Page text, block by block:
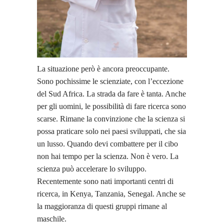
La situazione però è ancora preoccupante.
Sono pochissime le scienziate, con l’eccezione
del Sud Africa. La strada da fare è tanta. Anche
per gli uomini, le possibilità di fare ricerca sono
scarse. Rimane la convinzione che la scienza si
possa praticare solo nei paesi sviluppati, che sia
un lusso. Quando devi combattere per il cibo
non hai tempo per la scienza. Non è vero. La
scienza può accelerare lo sviluppo.
Recentemente sono nati importanti centri di
ricerca, in Kenya, Tanzania, Senegal. Anche se
la maggioranza di questi gruppi rimane al
maschile.